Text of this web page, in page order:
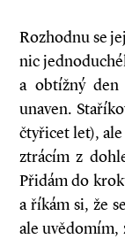
Rozhodnu se
nic
a obtížný
unaven.
čtyřicet let),
ztrácím z
Přidám do
a říkám si, že
ale uvědomím,